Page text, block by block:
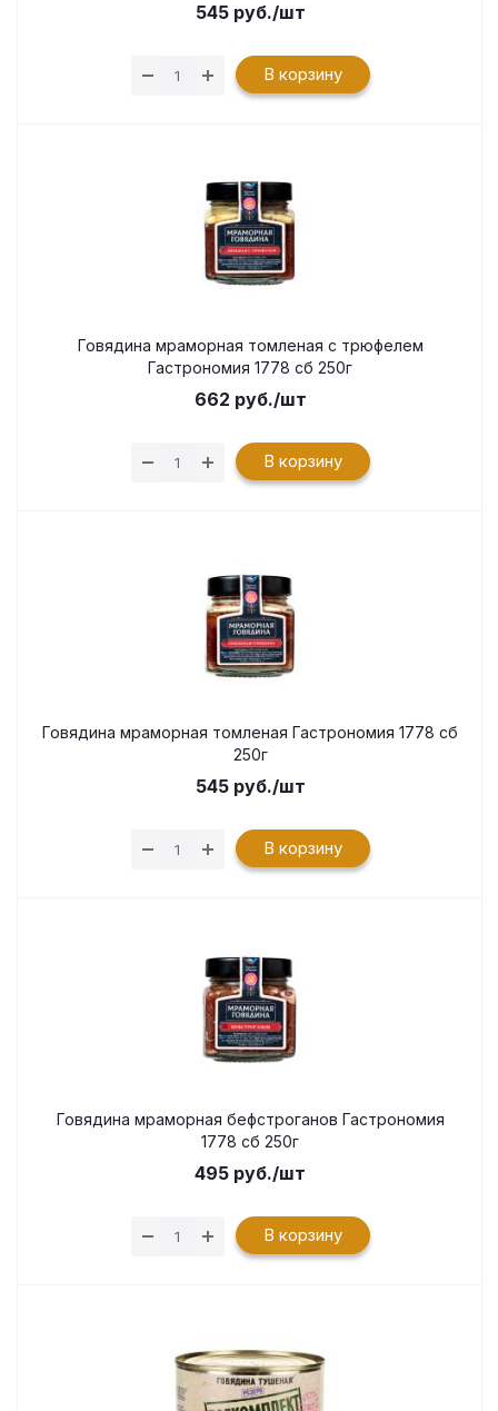
545руб./шт
В корзину
Говядина мраморная томленая с трюфелем
Гастрономия 1778 сб 250г
662 руб./шт
В корзину
Говядина мраморная томленая Гастрономия 1778 сб
250г
545руб./шт
В корзину
Говядина мраморная бефстроганов Гастрономия
1778 сб 250г
495 руб./шт
В корзину